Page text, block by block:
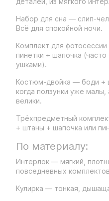
Набор для сна — слип-
Всё для спокойной ночи.
Комплект для
пинетки + шапочка
ушками).
Костюм-двойка — боди +
когда ползунки уже
велики.
Трёхпредметный
+ штаны + шапочка или
По материалу:
Интерлок — мягкий,
повседневных
Кулирка — тонкая,